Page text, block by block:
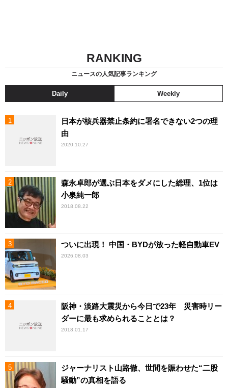
RANKING
ニュースの人気記事ランキング
Daily Weekly
日本が核兵器禁止条約に署名できない2つの理
由
2020.10.27
森永卓郎が選ぶ日本をダメにした総理、1位は
小泉純一郎
2018.08.22
ついに出現！ 中国・BYDが放った軽自動車EV
2026.08.03
阪神・淡路大震災から今日で23年 災害時リー
ダーに最も求められることとは？
2018.01.17
ジャーナリスト山路徹、世間を賑わせた“二股
騒動”の真相を語る